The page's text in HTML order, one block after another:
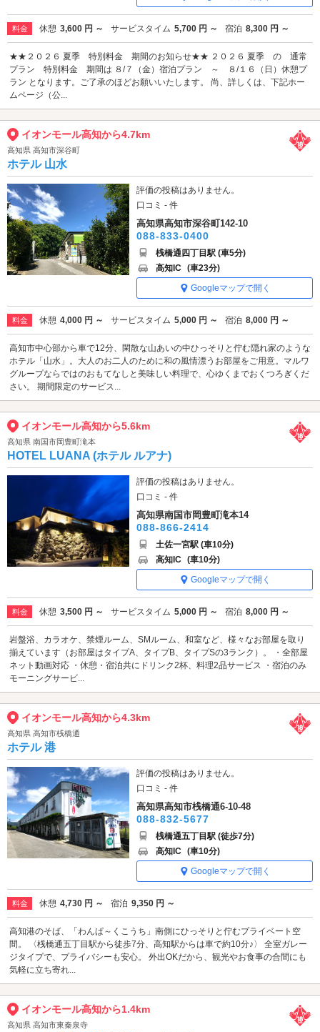
料金 休憩 3,600 円 ～ サービスタイム 5,700 円 ～ 宿泊 8,300 円 ～
★★２０２６ 夏季 特別料金 期間のお知らせ★★ ２０２６ 夏季 の 通常
プラン 特別料金 期間は ８/７（金）宿泊プラン ～ ８/１６（日）休憩プ
ラン となります。ご了承のほどお願いいたします。 尚、詳しくは、下記ホー
ムページ（公...
イオンモール高知から4.7km
高知県 高知市深谷町
ホテル 山水
評価の投稿はありません。
口コミ - 件
高知県高知市深谷町142-10
088-833-0400
桟橋通四丁目駅 (車5分)
高知IC (車23分)
Googleマップで開く
料金 休憩 4,000 円 ～ サービスタイム 5,000 円 ～ 宿泊 8,000 円 ～
高知市中心部から車で12分、閑散な山あいの中ひっそりと佇む隠れ家のような
ホテル「山水」。大人のお二人のために和の風情漂うお部屋をご用意。マルワ
グループならではのおもてなしと美味しい料理で、心ゆくまでおくつろぎくだ
さい。 期間限定のサービス...
イオンモール高知から5.6km
高知県 南国市岡豊町滝本
HOTEL LUANA (ホテル ルアナ)
評価の投稿はありません。
口コミ - 件
高知県南国市岡豊町滝本14
088-866-2414
土佐一宮駅 (車10分)
高知IC (車10分)
Googleマップで開く
料金 休憩 3,500 円 ～ サービスタイム 5,000 円 ～ 宿泊 8,000 円 ～
岩盤浴、カラオケ、禁煙ルーム、SMルーム、和室など、様々なお部屋を取り
揃えています（お部屋はタイプA、タイプB、タイプSの3ランク）。 ・全部屋
ネット動画対応 ・休憩・宿泊共にドリンク2杯、料理2品サービス ・宿泊のみ
モーニングサービ...
イオンモール高知から4.3km
高知県 高知市桟橋通
ホテル 港
評価の投稿はありません。
口コミ - 件
高知県高知市桟橋通6-10-48
088-832-5677
桟橋通五丁目駅 (徒歩7分)
高知IC (車10分)
Googleマップで開く
料金 休憩 4,730 円 ～ 宿泊 9,350 円 ～
高知港のそば、「わんぱ～くこうち」南側にひっそりと佇むプライベート空
間。 〈桟橋通五丁目駅から徒歩7分、高知駅からは車で約10分♪〉 全室ガレー
ジタイプで、プライバシーも安心。 外出OKだから、観光やお食事の合間にも
気軽に立ち寄れ...
イオンモール高知から1.4km
高知県 高知市東秦泉寺